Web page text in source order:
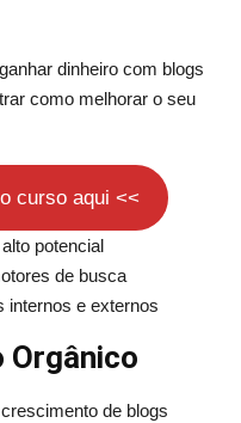
dinheiro com blogs
como melhorar o seu
curso aqui <<
potencial
de busca
internos e externos
Orgânico
de blogs